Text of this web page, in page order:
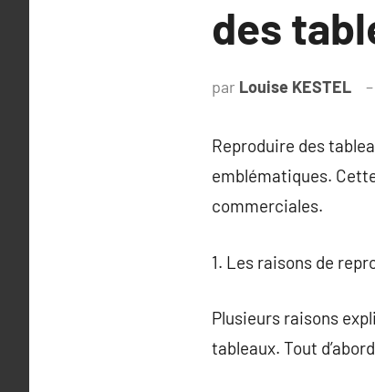
des
par Louise KESTEL
Reproduire des
emblématiques.
commerciales.
1. Les raisons de
Plusieurs raisons
tableaux. Tout